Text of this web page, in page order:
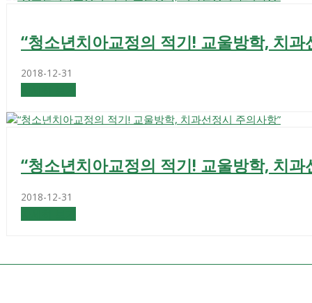
“청소년치아교정의 적기! 교울방학, 치과
2018-12-31
“청소년치아교정의 적기! 교울방학, 치과
2018-12-31